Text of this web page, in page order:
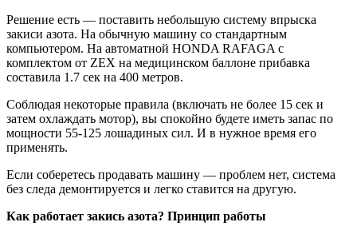
Решение есть — поставить небольшую систему впрыска
закиси азота. На обычную машину со стандартным
компьютером. На автоматной HONDA RAFAGA с
комплектом от ZEX на медицинском баллоне прибавка
составила 1.7 сек на 400 метров.
Соблюдая некоторые правила (включать не более 15 сек и
затем охлаждать мотор), вы спокойно будете иметь запас по
мощности 55-125 лошадиных сил. И в нужное время его
применять.
Если соберетесь продавать машину — проблем нет, система
без следа демонтируется и легко ставится на другую.
Как работает закись азота? Принцип работы